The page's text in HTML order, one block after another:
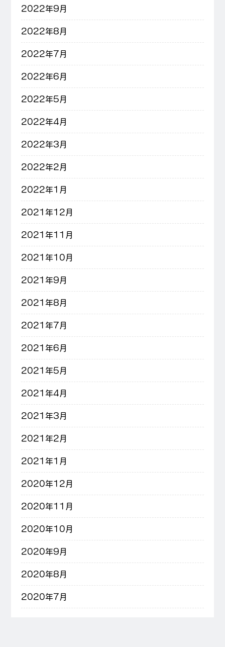
2022年9月
2022年8月
2022年7月
2022年6月
2022年5月
2022年4月
2022年3月
2022年2月
2022年1月
2021年12月
2021年11月
2021年10月
2021年9月
2021年8月
2021年7月
2021年6月
2021年5月
2021年4月
2021年3月
2021年2月
2021年1月
2020年12月
2020年11月
2020年10月
2020年9月
2020年8月
2020年7月